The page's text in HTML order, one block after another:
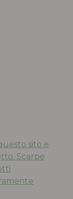
sito e
Scarpe